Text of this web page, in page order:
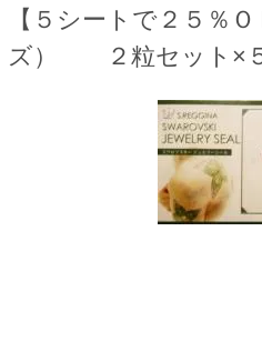
【５シートで２５％
ズ） ２粒セット×